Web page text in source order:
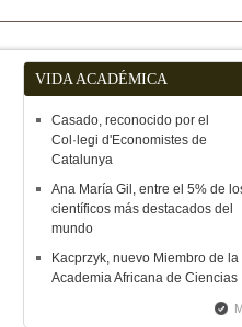
VIDA ACADÉMICA
Casado, reconocido por el
Col·legi d'Economistes de
Catalunya
Ana María Gil, entre el 5% de
científicos más destacados del
mundo
Kacprzyk, nuevo Miembro de la
Academia Africana de Ciencias